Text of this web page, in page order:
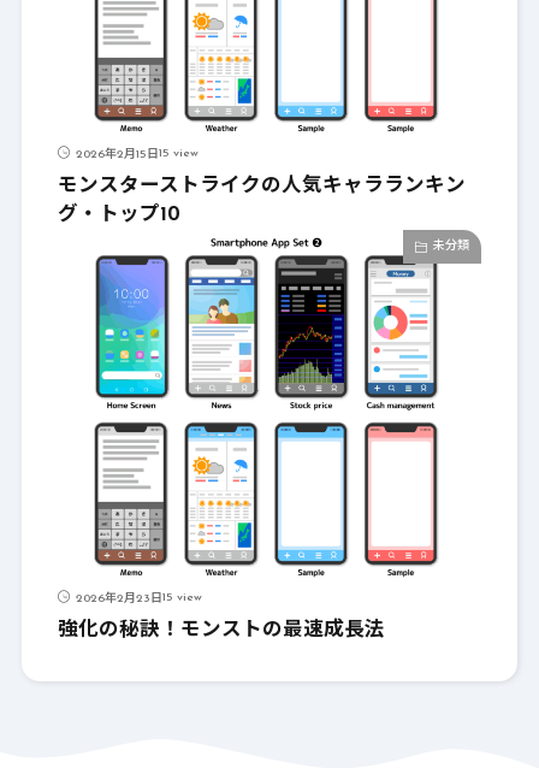
2026年2月15日15 view
モンスターストライクの人気キャラランキン
グ・トップ10
未分類
2026年2月23日15 view
強化の秘訣！モンストの最速成長法